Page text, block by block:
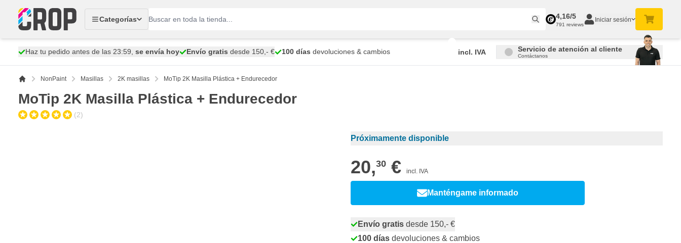
Categorías
4,16/5
791 reviews
Iniciar sesión
Haz tu pedido antes de las 23:59, se envía hoy Envío gratis desde 150,- € 100 días devoluciones & cambios incl. IVA Servicio de atención al cliente
Contáctanos
NonPaint Masillas 2K masillas MoTip 2K Masilla Plástica + Endurecedor
MoTip 2K Masilla Plástica + Endurecedor
(2)
Próximamente disponible
20,30 € incl. IVA
Manténgame informado
Envío gratis desde 150,- €
100 días devoluciones & cambios